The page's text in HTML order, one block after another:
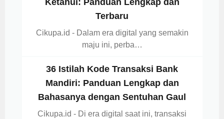
Ketahui: Panduan Lengkap dan
Terbaru
Cikupa.id - Dalam era digital yang semakin
maju ini, perba…
36 Istilah Kode Transaksi Bank
Mandiri: Panduan Lengkap dan
Bahasanya dengan Sentuhan Gaul
Cikupa.id - Di era digital saat ini, transaksi